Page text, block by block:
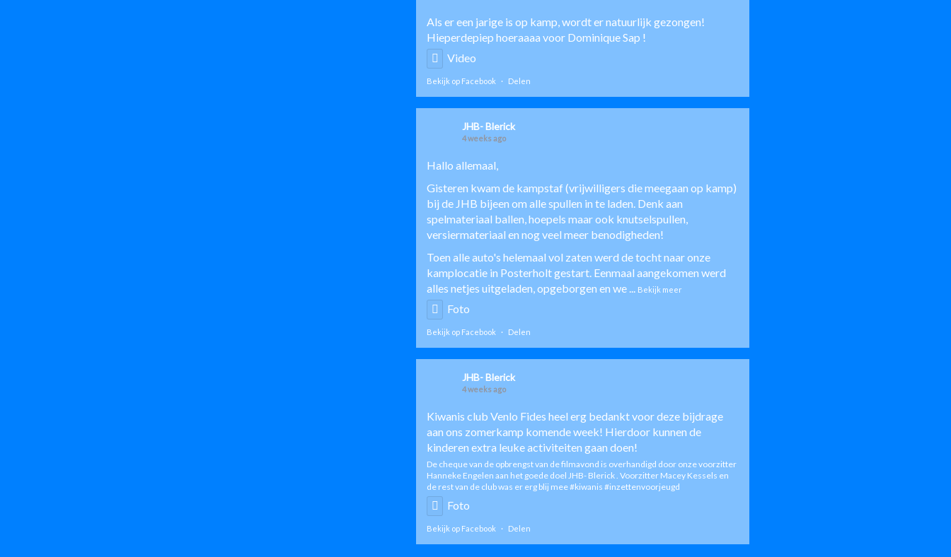
Als er een jarige is op kamp, wordt er natuurlijk gezongen!
Hieperdepiep hoeraaaa voor Dominique Sap !
Video
Bekijk op Facebook · Delen
JHB- Blerick
4 weeks ago
Hallo allemaal,
Gisteren kwam de kampstaf (vrijwilligers die meegaan op kamp)
bij de JHB bijeen om alle spullen in te laden. Denk aan
spelmateriaal ballen, hoepels maar ook knutselspullen,
versiermateriaal en nog veel meer benodigheden!
Toen alle auto's helemaal vol zaten werd de tocht naar onze
kamplocatie in Posterholt gestart. Eenmaal aangekomen werd
alles netjes uitgeladen, opgeborgen en we
Bekijk meer
Foto
Bekijk op Facebook · Delen
JHB- Blerick
4 weeks ago
Kiwanis club Venlo Fides heel erg bedankt voor deze bijdrage
aan ons zomerkamp komende week! Hierdoor kunnen de
kinderen extra leuke activiteiten gaan doen!
De cheque van de opbrengst van de filmavond is overhandigd door onze voorzitter
Hanneke Engelen aan het goede doel JHB- Blerick . Voorzitter Macey Kessels en
de rest van de club was er erg blij mee#kiwanis #inzettenvoorjeugd
Foto
Bekijk op Facebook · Delen